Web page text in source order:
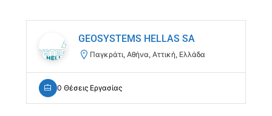
GEOSYSTEMS HELLAS SA
Παγκράτι, Αθήνα, Αττική, Ελλάδα
0 Θέσεις Εργασίας